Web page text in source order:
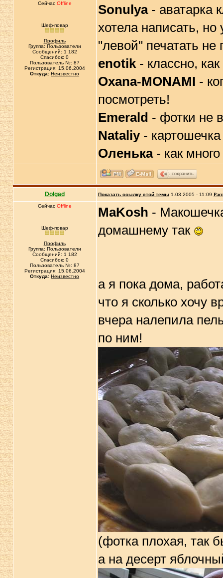
Сейчас Offline
Шеф-повар
Профиль
Группа: Пользователи
Сообщений: 1 182
Спасибок: 0
Пользователь №: 87
Регистрация: 15.06.2004
Откуда: Неизвестно
Sonulya- аватарка
хотела написать,
"левой" печатать
enotik- классно, как
Oxana-MONAMI -
посмотреть!
Emerald - фотки не
Nataliy- картошечка
Оленька- как много
сохранить
Dolgad Показать ссылку этой темы 1.03.2005 - 11:09
Сейчас Offline
Шеф-повар
Профиль
Группа: Пользователи
Сообщений: 1 182
Спасибок: 0
Пользователь №: 87
Регистрация: 15.06.2004
Откуда: Неизвестно
MaKosh -
домашнему так
а я пока дома,
что я сколько хочу
вчера налепила
по ним!
(фотка плохая, так
а на десерт